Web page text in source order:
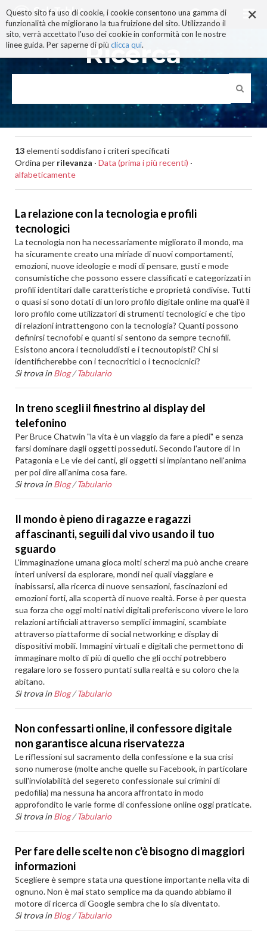
×
Questo sito fa uso di cookie, i cookie consentono una gamma di
funzionalità che migliorano la tua fruizione del sito. Utilizzando il
sito, verrà accettato l'uso dei cookie in conformità con le nostre
linee guida. Per saperne di più clicca qui.
ai
contenuti.
|
alla
navigazione
Ricerca
13elementi soddisfano i criteri specificati
Ordina per rilevanza · Data (prima i più recenti) ·
alfabeticamente
La relazione con la tecnologia e profili
tecnologici
La tecnologia non ha necessariamente migliorato il mondo, ma
ha sicuramente creato una miriade di nuovi comportamenti,
emozioni, nuove ideologie e modi di pensare, gusti e mode
consumistiche che possono essere classificati e categorizzati in
profili identitari dalle caratteristiche e proprietà condivise. Tutti
o quasi si sono dotati di un loro profilo digitale online ma qual'è il
loro profilo come utilizzatori di strumenti tecnologici e che tipo
di relazioni intrattengono con la tecnologia? Quanti possono
definirsi tecnofobi e quanti si sentono da sempre tecnofili.
Esistono ancora i tecnoluddisti e i tecnoutopisti? Chi si
identificherebbe con i tecnocritici o i tecnocicnici?
Si trova in Blog /Tabulario
In treno scegli il finestrino al display del
telefonino
Per Bruce Chatwin "la vita è un viaggio da fare a piedi" e senza
farsi dominare dagli oggetti posseduti. Secondo l'autore di In
Patagonia e Le vie dei canti, gli oggetti si impiantano nell'anima
per poi dire all'anima cosa fare.
Si trova in Blog /Tabulario
Il mondo è pieno di ragazze e ragazzi
affascinanti, seguili dal vivo usando il tuo
sguardo
L'immaginazione umana gioca molti scherzi ma può anche creare
interi universi da esplorare, mondi nei quali viaggiare e
inabissarsi, alla ricerca di nuove sensazioni, fascinazioni ed
emozioni forti, alla scopertà di nuove realtà. Forse è per questa
sua forza che oggi molti nativi digitali preferiscono vivere le loro
relazioni artificiali attraverso semplici immagini, scambiate
attraverso piattaforme di social networking e display di
dispositivi mobili. Immagini virtuali e digitali che permettono di
immaginare molto di più di quello che gli occhi potrebbero
regalare loro se fossero puntati sulla realtà e su coloro che la
abitano.
Si trova in Blog /Tabulario
Non confessarti online, il confessore digitale
non garantisce alcuna riservatezza
Le riflessioni sul sacramento della confessione e la sua crisi
sono numerose (molte anche quelle su Facebook, in particolare
sull'inviolabilità del segereto confessionale sui crimini di
pedofilia) ma nessuna ha ancora affrontato in modo
approfondito le varie forme di confessione online oggi praticate.
Si trova in Blog /Tabulario
Per fare delle scelte non c'è bisogno di maggiori
informazioni
Scegliere è sempre stata una questione importante nella vita di
ognuno. Non è mai stato semplice ma da quando abbiamo il
motore di ricerca di Google sembra che lo sia diventato.
Si trova in Blog /Tabulario